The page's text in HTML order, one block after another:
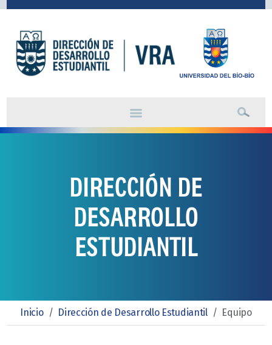
DIRECCIÓN DE
DESARROLLO
ESTUDIANTIL
Inicio / Dirección de Desarrollo Estudiantil / Equipo